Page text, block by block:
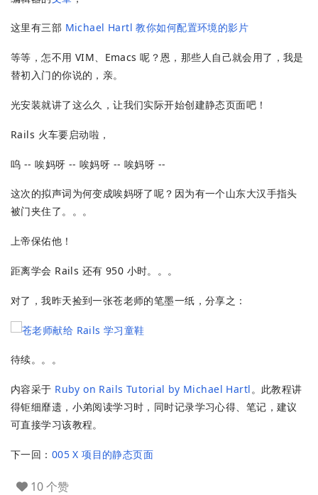
这里有三部 Michael Hartl 教你如何配置环境的影片
等等，怎不用 VIM、Emacs 呢？恩，那些人自己就会用了，我是
替初入门的你说的，亲。
光安装就讲了这么久，让我们实际开始创建静态页面吧！
Rails 火车要启动啦，
呜 -- 唉妈呀 -- 唉妈呀 -- 唉妈呀 --
这次的拟声词为何变成唉妈呀了呢？因为有一个山东大汉手指头
被门夹住了。。。
上帝保佑他！
距离学会 Rails 还有 950 小时。。。
对了，我昨天捡到一张苍老师的笔墨一纸，分享之：
待续。。。
内容采于 Ruby on Rails Tutorial by Michael Hartl。此教程讲
得钜细靡遗，小弟阅读学习时，同时记录学习心得、笔记，建议
可直接学习该教程。
下一回： 005 X 项目的静态页面
10 个赞